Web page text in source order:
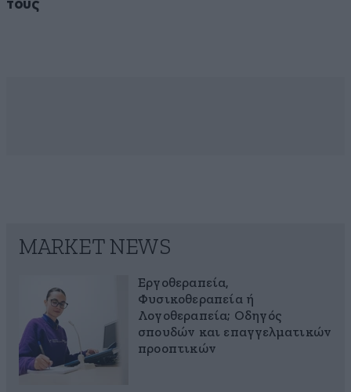
τους
MARKET NEWS
Εργοθεραπεία,
Φυσικοθεραπεία ή
Λογοθεραπεία; Οδηγός
σπουδών και επαγγελματικών
προοπτικών